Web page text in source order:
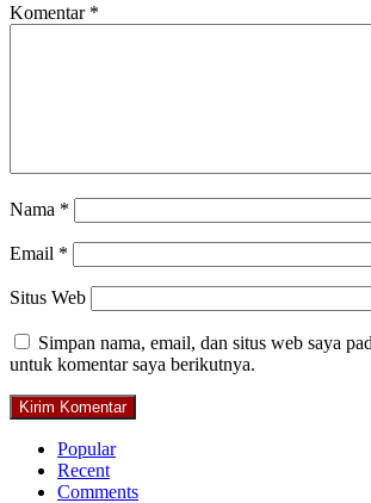
Komentar *
Nama *
Email *
Situs Web
Simpan nama, email, dan situs web saya
untuk komentar saya berikutnya.
Popular
Recent
Comments